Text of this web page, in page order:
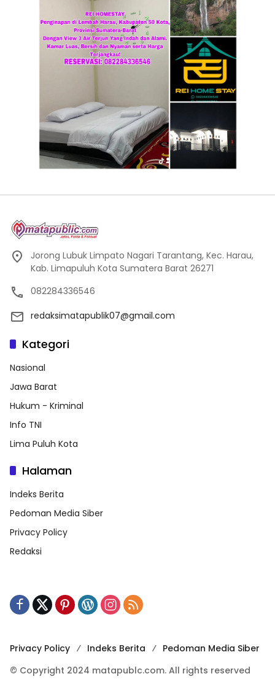
Jorong Lubuk Limpato Nagari Tarantang, Kec. Harau,
Kab. Limapuluh Kota Sumatera Barat 26271
082284336546
redaksimatapublik07@gmail.com
Kategori
Nasional
Jawa Barat
Hukum - Kriminal
Info TNI
Lima Puluh Kota
Halaman
Indeks Berita
Pedoman Media Siber
Privacy Policy
Redaksi
Privacy Policy Indeks Berita
Pedoman Media Siber
© Copyright 2024 matapublc.com. All rights reserved